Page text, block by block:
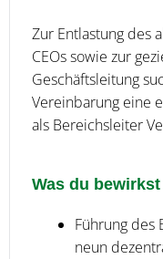
Zur Entlastung des
CEOs sowie zur
Geschäftsleitung
Vereinbarung eine
als Bereichsleiter
Was du bewirkst
Führung des
neun